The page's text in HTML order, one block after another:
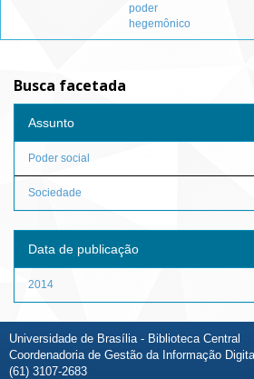
poder
hegemônico
Busca facetada
Assunto
Poder social
Sociedade
Data de publicação
2014
Universidade de Brasília - Biblioteca Central
Coordenadoria de Gestão da Informação
(61) 3107-2683